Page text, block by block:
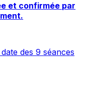
et confirmée par
des 9 séances